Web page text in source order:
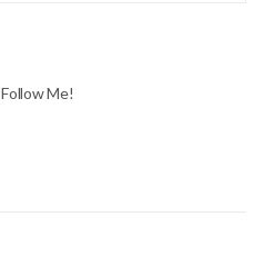
Follow Me!